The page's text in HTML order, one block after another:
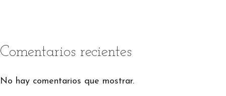
Comentarios recientes
No hay comentarios que mostrar.